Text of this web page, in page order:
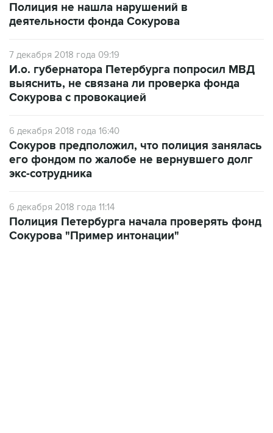
Полиция не нашла нарушений в
деятельности фонда Сокурова
7 декабря 2018 года 09:19
И.о. губернатора Петербурга попросил МВД
выяснить, не связана ли проверка фонда
Сокурова с провокацией
6 декабря 2018 года 16:40
Сокуров предположил, что полиция занялась
его фондом по жалобе не вернувшего долг
экс-сотрудника
6 декабря 2018 года 11:14
Полиция Петербурга начала проверять фонд
Сокурова "Пример интонации"